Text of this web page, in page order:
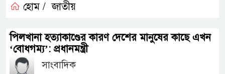
নিচে গাঁজার ড্রাম, মাদক কারবারি আটক
হোম / জাতীয়
পিলখানা হত্যাকাণ্ডের কারণ দেশের মানুষের কাছে এখন
‘বোধগম্য’: প্রধানমন্ত্রী
সাংবাদিক